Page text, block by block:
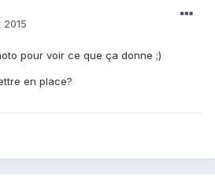
2015
pour voir ce que ça donne ;)
en place?